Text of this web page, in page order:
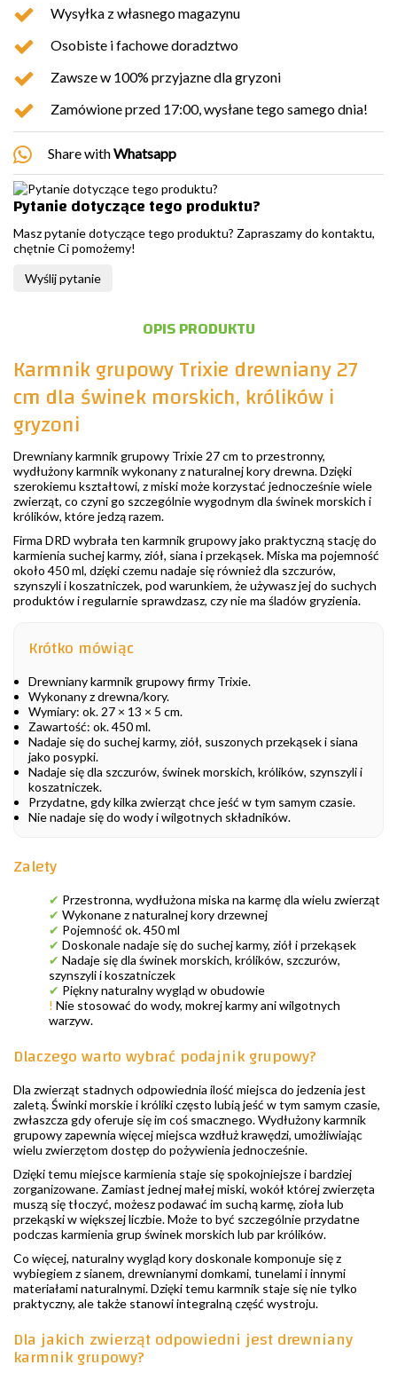
Wysyłka z własnego magazynu
Osobiste i fachowe doradztwo
Zawsze w 100% przyjazne dla gryzoni
Zamówione przed 17:00, wysłane tego samego dnia!
Share withWhatsapp
Pytanie dotyczące tego produktu?
Masz pytanie dotyczące tego produktu? Zapraszamy do kontaktu,
chętnie Ci pomożemy!
Wyślij pytanie
OPIS PRODUKTU
Karmnik grupowy Trixie drewniany 27
cm dla świnek morskich, królików i
gryzoni
Drewniany karmnik grupowy Trixie 27 cm to przestronny,
wydłużony karmnik wykonany z naturalnej kory drewna. Dzięki
szerokiemu kształtowi, z miski może korzystać jednocześnie wiele
zwierząt, co czyni go szczególnie wygodnym dla świnek morskich i
królików, które jedzą razem.
Firma DRD wybrała ten karmnik grupowy jako praktyczną stację do
karmienia suchej karmy, ziół, siana i przekąsek. Miska ma pojemność
około 450 ml, dzięki czemu nadaje się również dla szczurów,
szynszyli i koszatniczek, pod warunkiem, że używasz jej do suchych
produktów i regularnie sprawdzasz, czy nie ma śladów gryzienia.
Krótko mówiąc
Drewniany karmnik grupowy firmy Trixie.
Wykonany z drewna/kory.
Wymiary: ok. 27 × 13 × 5 cm.
Zawartość: ok. 450 ml.
Nadaje się do suchej karmy, ziół, suszonych przekąsek i siana
jako posypki.
Nadaje się dla szczurów, świnek morskich, królików, szynszyli i
koszatniczek.
Przydatne, gdy kilka zwierząt chce jeść w tym samym czasie.
Nie nadaje się do wody i wilgotnych składników.
Zalety
✔ Przestronna, wydłużona miska na karmę dla wielu zwierząt
✔ Wykonane z naturalnej kory drzewnej
✔ Pojemność ok. 450 ml
✔ Doskonale nadaje się do suchej karmy, ziół i przekąsek
✔ Nadaje się dla świnek morskich, królików, szczurów,
szynszyli i koszatniczek
✔ Piękny naturalny wygląd w obudowie
! Nie stosować do wody, mokrej karmy ani wilgotnych
warzyw.
Dlaczego warto wybrać podajnik grupowy?
Dla zwierząt stadnych odpowiednia ilość miejsca do jedzenia jest
zaletą. Świnki morskie i króliki często lubią jeść w tym samym czasie,
zwłaszcza gdy oferuje się im coś smacznego. Wydłużony karmnik
grupowy zapewnia więcej miejsca wzdłuż krawędzi, umożliwiając
wielu zwierzętom dostęp do pożywienia jednocześnie.
Dzięki temu miejsce karmienia staje się spokojniejsze i bardziej
zorganizowane. Zamiast jednej małej miski, wokół której zwierzęta
muszą się tłoczyć, możesz podawać im suchą karmę, zioła lub
przekąski w większej liczbie. Może to być szczególnie przydatne
podczas karmienia grup świnek morskich lub par królików.
Co więcej, naturalny wygląd kory doskonale komponuje się z
wybiegiem z sianem, drewnianymi domkami, tunelami i innymi
materiałami naturalnymi. Dzięki temu karmnik staje się nie tylko
praktyczny, ale także stanowi integralną część wystroju.
Dla jakich zwierząt odpowiedni jest drewniany
karmnik grupowy?